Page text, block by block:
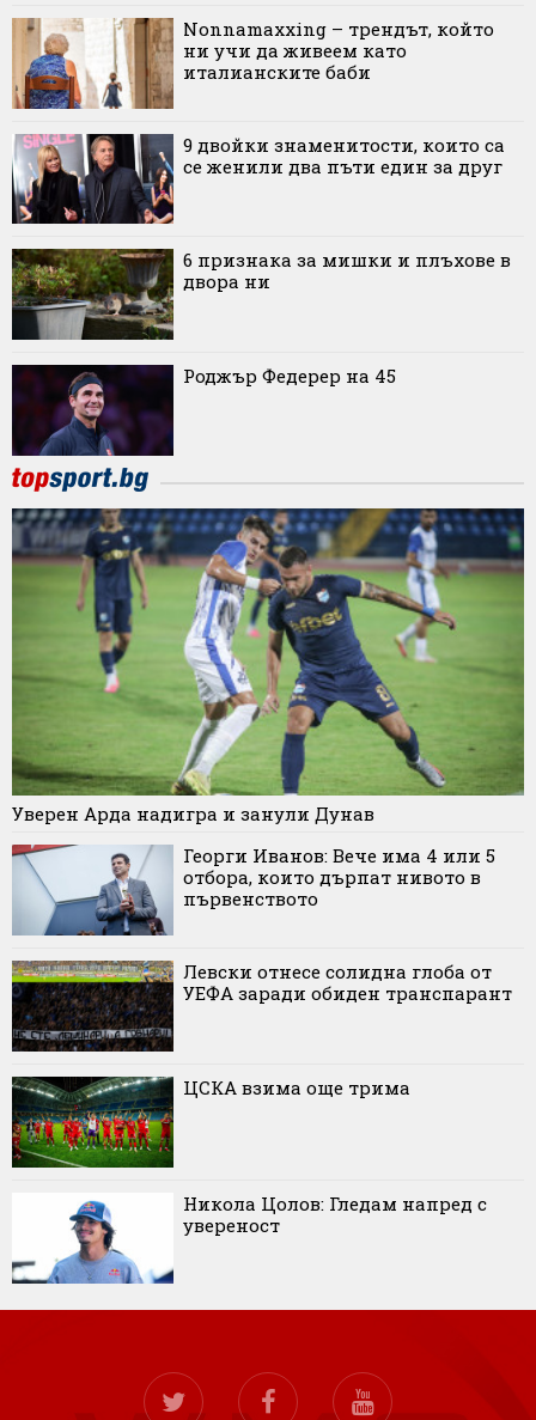
Nonnamaxxing – трендът, който
ни учи да живеем като
италианските баби
9 двойки знаменитости, които са
се женили два пъти един за друг
6 признака за мишки и плъхове в
двора ни
Роджър Федерер на 45
Уверен Арда надигра и занули Дунав
Георги Иванов: Вече има 4 или 5
отбора, които дърпат нивото в
първенството
Левски отнесе солидна глоба от
УЕФА заради обиден транспарант
ЦСКА взима още трима
Никола Цолов: Гледам напред с
увереност